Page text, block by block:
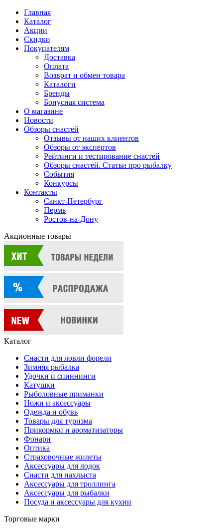
Главная
Каталог
Акции
Скидки
Покупателям
Доставка
Оплата
Возврат и обмен товара
Каталоги
Бренды
Бонусная система
О магазине
Новости
Обзоры снастей
Отзывы от наших клиентов
Обзоры от экспертов
Рейтинги и тестирование снастей
Обзоры снастей. Статьи про рыбалку
События
Конкурсы
Контакты
Санкт-Петербург
Пермь
Ростов-на-Дону
Акционные товары
Каталог
Снасти для ловли форели
Зимняя рыбалка
Удочки и спиннинги
Катушки
Рыболовные приманки
Ножи и аксессуары
Одежда и обувь
Товары для туризма
Прикормки и ароматизаторы
Фонари
Оптика
Страховочные жилеты
Аксессуары для лодок
Снасти для нахлыста
Аксессуары для троллинга
Аксессуары для рыбалки
Посуда и аксессуары для кухни
Торговые марки